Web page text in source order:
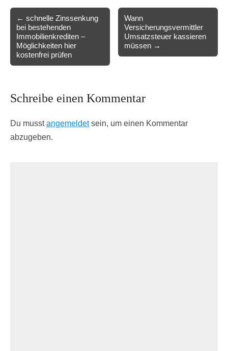
navigation
← schnelle Zinssenkung
bei bestehenden
Immobilienkrediten –
Möglichkeiten hier
kostenfrei prüfen
Wann
Versicherungsvermittler
Umsatzsteuer kassieren
müssen →
Schreibe einen Kommentar
Du musstangemeldetsein, um einen Kommentar
abzugeben.